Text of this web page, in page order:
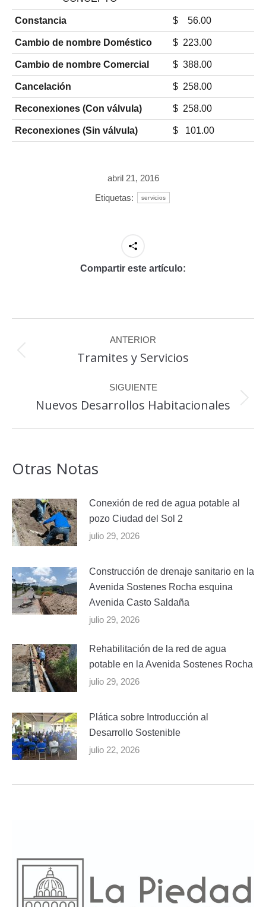
Constancia $ 56.00
Cambio de nombre Doméstico $ 223.00
Cambio de nombre Comercial $ 388.00
Cancelación $ 258.00
Reconexiones (Con válvula) $ 258.00
Reconexiones (Sin válvula) $ 101.00
abril 21, 2016
Etiquetas:
servicios
Compartir este artículo:
Navegación
entre
publicaciones
ANTERIOR
Publicación
Tramites y Servicios
SIGUIENTE
Publicación
Nuevos Desarrollos Habitacionales
Otras Notas
Conexión de red de agua potable al
pozo Ciudad del Sol 2
julio 29, 2026
Construcción de drenaje sanitario en la
Avenida Sostenes Rocha esquina
Avenida Casto Saldaña
julio 29, 2026
Rehabilitación de la red de agua
potable en la Avenida Sostenes Rocha
julio 29, 2026
Plática sobre Introducción al
Desarrollo Sostenible
julio 22, 2026